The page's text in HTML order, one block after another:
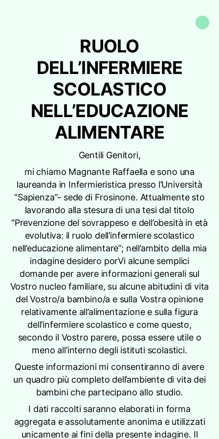
RUOLO
DELL’INFERMIERE
SCOLASTICO
NELL’EDUCAZIONE
ALIMENTARE
Gentili Genitori,
mi chiamo Magnante Raffaella e sono una
laureanda in Infermieristica presso l’Università
“Sapienza”- sede di Frosinone. Attualmente sto
lavorando alla stesura di una tesi dal titolo
“Prevenzione del sovrappeso e dell’obesità in età
evolutiva: il ruolo dell’infermiere scolastico
nell’educazione alimentare”; nell’ambito della mia
indagine desidero porVi alcune semplici
domande per avere informazioni generali sul
Vostro nucleo familiare, su alcune abitudini di vita
del Vostro/a bambino/a e sulla Vostra opinione
relativamente all’alimentazione e sulla figura
dell’infermiere scolastico e come questo,
secondo il Vostro parere, possa essere utile o
meno all’interno degli istituti scolastici.
Queste informazioni mi consentiranno di avere
un quadro più completo dell’ambiente di vita dei
bambini che partecipano allo studio.
I dati raccolti saranno elaborati in forma
aggregata e assolutamente anonima e utilizzati
unicamente ai fini della presente indagine. Il